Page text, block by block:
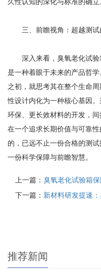
三、前瞻视角：超越测试
深入来看，臭氧老化试验
是一种着眼于未来的产品哲
之初，就思考其在整个生命
性设计内化为一种核心基因
环保、更长效材料的开发，
在一个追求长期价值与可靠
的，已远不止一份合格的测
一份科学保障与前瞻智慧。
上一篇： 臭氧老化试验箱
下一篇： 新材料研发提速
推荐新闻